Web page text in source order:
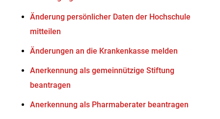
Änderung persönlicher Daten der Hochschule
mitteilen
Änderungen an die Krankenkasse melden
Anerkennung als gemeinnützige Stiftung
beantragen
Anerkennung als Pharmaberater beantragen